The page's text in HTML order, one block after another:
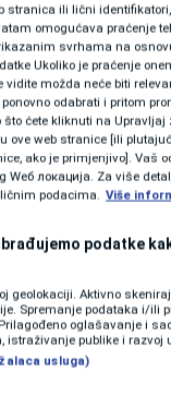
ispred
kako se film ne
nego je
ne bi željela da
odlučuje da li
Pa, mislim ne
– cijela
pita i o
ministara.
priznanje što
stvari, do
stranica ili lični
omogućava praćenje
svrhama na
Ukoliko je praćenje
možda neće biti
odabrati i pritom
ćete kliknuti na Upravljaj
ove web stranice [ili
ako je primjenjivo]. Vaš
локација. Za više
podacima. Više
podatke
geolokaciji. Aktivno
Spremanje podataka i/ili
oglašavanje i
istraživanje publike i razvoj
usluga)